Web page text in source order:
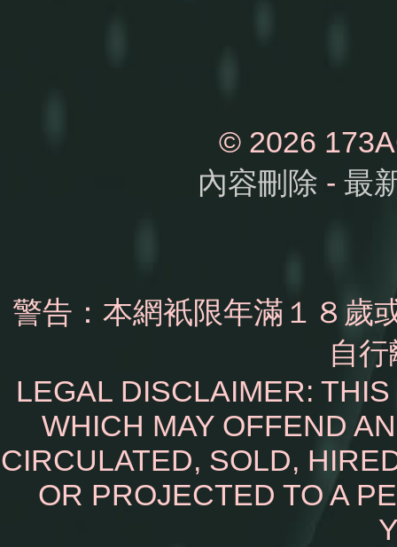
© 2026
內容刪除 - 最
警告：本網衹限年滿１８歲
自
LEGAL DISCLAIMER:
WHICH MAY OFFEND
CIRCULATED, SOLD,
OR PROJECTED TO A